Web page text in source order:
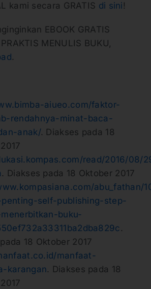
kami secara GRATIS di sini !
EBOOK GRATIS
MENULIS BUKU,
.
aiueo.com/faktor-
rendahnya-minat-baca-
anak/. Diakses pada 18
read/2016/08/
. Diakses pada 18 Oktober 2017
abu_fathan/
penting-self-publishing-step-
buku-
.
18 Oktober 2017
manfaat-
karangan. Diakses pada 18